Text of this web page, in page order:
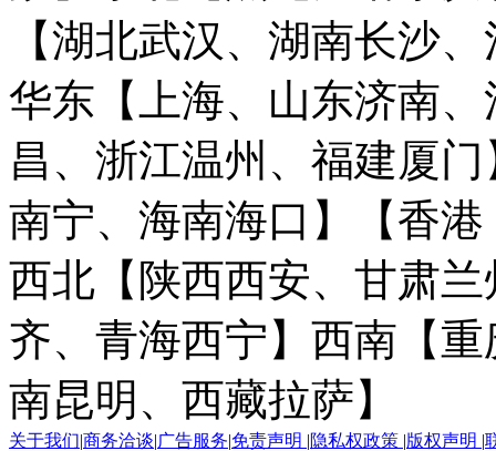
【湖北武汉、湖南长沙
华东【上海、山东济南
昌、浙江温州、福建厦门
南宁、海南海口】
【香
西北【陕西西安、甘肃
齐、青海西宁】 西南【
南昆明、西藏拉萨】
关于我们|商务洽谈|广告服务|免责声明 |隐私权政策 |版权声明 |